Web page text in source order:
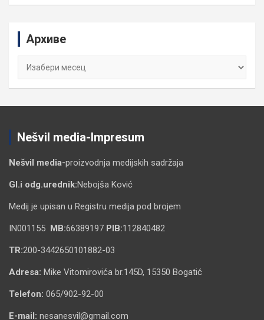
Архиве
Архиве
Nešvil media-Impresum
Nešvil media-proizvodnja medijskih sadržaja
Gl.i odg.urednik:Nebojša Ković
Medij je upisan u Registru medija pod brojem
IN001155 MB:66389197 PIB:112840482
TR:200-3442650101882-03
Adresa: Mike Vitomirovića br.145D, 15350 Bogatić
Telefon: 065/902-92-00
E-mail: nesanesvil@gmail.com